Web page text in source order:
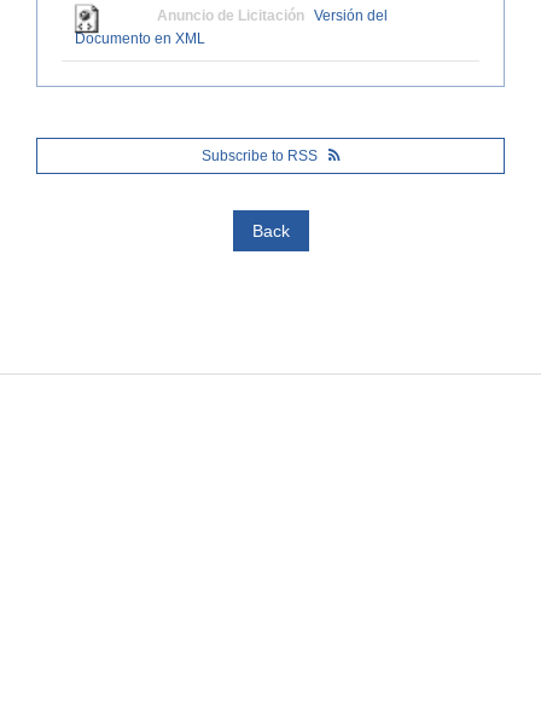
Anuncio de Licitación Versión del
Documento en XML
Subscribe to RSS